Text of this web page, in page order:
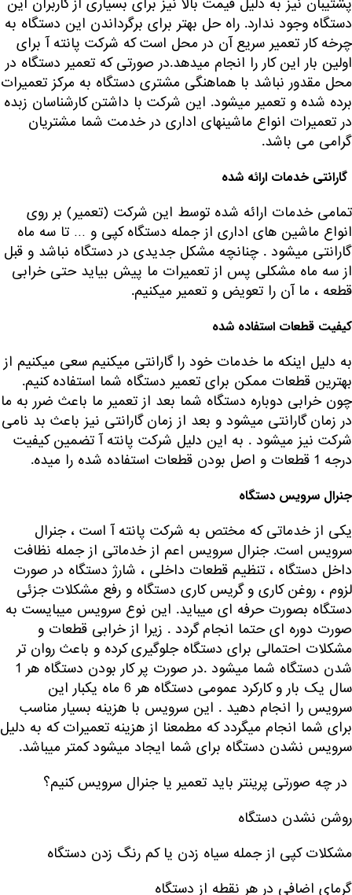
پشتیبان نیز به دلیل قیمت بالا نیز برای بسیاری از کاربران این
دستگاه وجود ندارد. راه حل بهتر برای برگرداندن این دستگاه به
چرخه کار تعمیر سریع آن در محل است که شرکت پانته آ برای
اولین بار این کار را انجام میدهد.در صورتی که تعمیر دستگاه در
محل مقدور نباشد با هماهنگی مشتری دستگاه به مرکز تعمیرات
برده شده و تعمیر میشود. این شرکت با داشتن کارشناسان زبده
در تعمیرات انواع ماشینهای اداری در خدمت شما مشتریان
گرامی می باشد.
گارانتی خدمات ارائه شده
تمامی خدمات ارائه شده توسط این شرکت (تعمیر) بر روی
انواع ماشین های اداری از جمله دستگاه کپی و … تا سه ماه
گارانتی میشود . چنانچه مشکل جدیدی در دستگاه نباشد و قبل
از سه ماه مشکلی پس از تعمیرات ما پیش بیاید حتی خرابی
قطعه ، ما آن را تعویض و تعمیر میکنیم.
کیفیت قطعات استفاده شده
به دلیل اینکه ما خدمات خود را گارانتی میکنیم سعی میکنیم از
بهترین قطعات ممکن برای تعمیر دستگاه شما استفاده کنیم.
چون خرابی دوباره دستگاه شما بعد از تعمیر ما باعث ضرر به ما
در زمان گارانتی میشود و بعد از زمان گارانتی نیز باعث بد نامی
شرکت نیز میشود . به این دلیل شرکت پانته آ تضمین کیفیت
درجه 1 قطعات و اصل بودن قطعات استفاده شده را میده.
جنرال سرویس دستگاه
یکی از خدماتی که مختص به شرکت پانته آ است ، جنرال
سرویس است. جنرال سرویس اعم از خدماتی از جمله نظافت
داخل دستگاه ، تنظیم قطعات داخلی ، شارژ دستگاه در صورت
لزوم ، روغن کاری و گریس کاری دستگاه و رفع مشکلات جزئی
دستگاه بصورت حرفه ای میباید. این نوع سرویس میبایست به
صورت دوره ای حتما انجام گردد . زیرا از خرابی قطعات و
مشکلات احتمالی برای دستگاه جلوگیری کرده و باعث روان تر
شدن دستگاه شما میشود .در صورت پر کار بودن دستگاه هر 1
سال یک بار و کارکرد عمومی دستگاه هر 6 ماه یکبار این
سرویس را انجام دهید . این سرویس با هزینه بسیار مناسب
برای شما انجام میگردد که مطمعنا از هزینه تعمیرات که به دلیل
سرویس نشدن دستگاه برای شما ایجاد میشود کمتر میباشد.
در چه صورتی پرینتر باید تعمیر یا جنرال سرویس کنیم؟
روشن نشدن دستگاه
مشکلات کپی از جمله سیاه زدن یا کم رنگ زدن دستگاه
گرمای اضافی در هر نقطه از دستگاه